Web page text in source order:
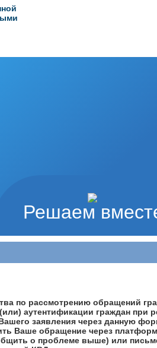
Решаем
по рассмотрению обращений
аутентификации граждан при
заявления через данную
Ваше обращение через
о проблеме выше) или